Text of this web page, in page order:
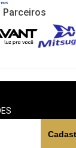
Parceiros